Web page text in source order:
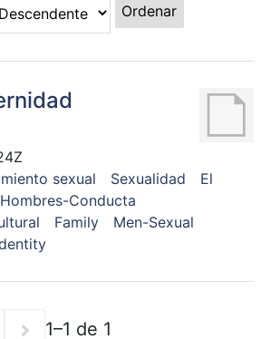
Ordenar
sexual Sexualidad
El
Hombres-Conducta
Family
Men-Sexual
1–1 de 1